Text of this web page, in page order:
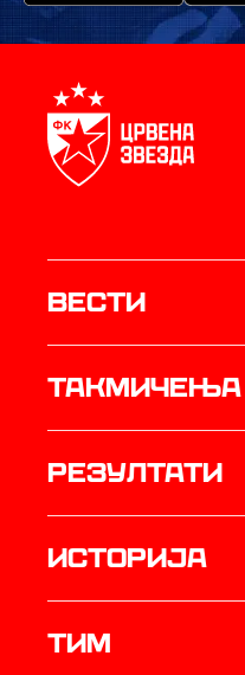
Вести
Такмичења
резултати
историја
ТИМ